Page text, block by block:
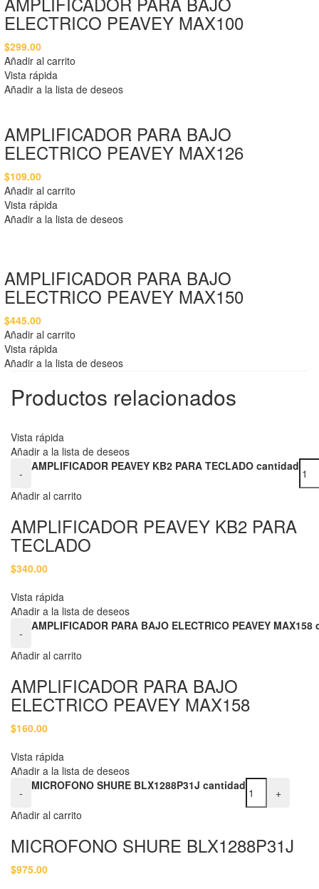
ELECTRICO PEAVEY MAX100
$299.00
Añadir al carrito
Vista rápida
Añadir a la lista de deseos
AMPLIFICADOR PARA BAJO
ELECTRICO PEAVEY MAX126
$109.00
Añadir al carrito
Vista rápida
Añadir a la lista de deseos
AMPLIFICADOR PARA BAJO
ELECTRICO PEAVEY MAX150
$445.00
Añadir al carrito
Vista rápida
Añadir a la lista de deseos
Productos relacionados
Vista rápida
Añadir a la lista de deseos
-
AMPLIFICADOR PEAVEY KB2 PARA TECLADO cantidad
Añadir al carrito
AMPLIFICADOR PEAVEY KB2 PARA
TECLADO
$340.00
Vista rápida
Añadir a la lista de deseos
-
AMPLIFICADOR PARA BAJO ELECTRICO PEAVEY
Añadir al carrito
AMPLIFICADOR PARA BAJO
ELECTRICO PEAVEY MAX158
$160.00
Vista rápida
Añadir a la lista de deseos
-
MICROFONO SHURE BLX1288P31J cantidad
+
Añadir al carrito
MICROFONO SHURE BLX1288P31J
$975.00